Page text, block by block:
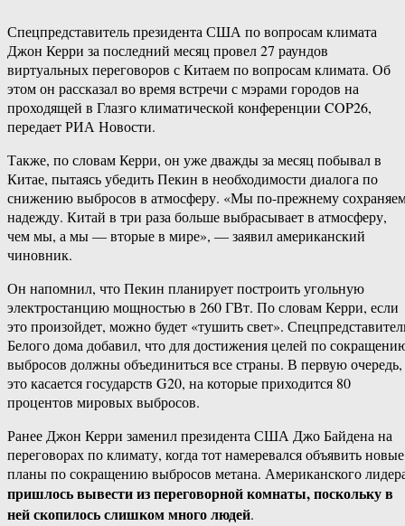
Спецпредставитель президента США по вопросам климата
Джон Керри за последний месяц провел 27 раундов
виртуальных переговоров с Китаем по вопросам климата. Об
этом он рассказал во время встречи с мэрами городов на
проходящей в Глазго климатической конференции COP26,
передает РИА Новости.
Также, по словам Керри, он уже дважды за месяц побывал в
Китае, пытаясь убедить Пекин в необходимости диалога по
снижению выбросов в атмосферу. «Мы по-прежнему
надежду. Китай в три раза больше выбрасывает в атмосферу,
чем мы, а мы — вторые в мире», — заявил американский
чиновник.
Он напомнил, что Пекин планирует построить угольную
электростанцию мощностью в 260 ГВт. По словам Керри, если
это произойдет, можно будет «тушить свет».
Белого дома добавил, что для достижения целей по
выбросов должны объединиться все страны. В первую очередь,
это касается государств G20, на которые приходится 80
процентов мировых выбросов.
Ранее Джон Керри заменил президента США Джо Байдена на
переговорах по климату, когда тот намеревался объявить новые
планы по сокращению выбросов метана. Американского
пришлось вывести из переговорной комнаты, поскольку в
ней скопилось слишком много людей.